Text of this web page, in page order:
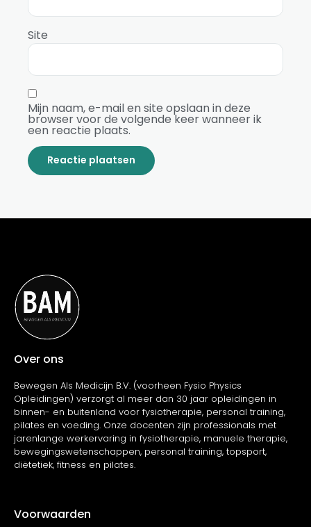
Site
Mijn naam, e-mail en site opslaan in deze
browser voor de volgende keer wanneer ik
een reactie plaats.
Over ons
Bewegen Als Medicijn B.V. (voorheen Fysio Physics
Opleidingen) verzorgt al meer dan 30 jaar opleidingen in
binnen- en buitenland voor fysiotherapie, personal training,
pilates en voeding. Onze docenten zijn professionals met
jarenlange werkervaring in fysiotherapie, manuele therapie,
bewegingswetenschappen, personal training, topsport,
diëtetiek, fitness en pilates.
Voorwaarden